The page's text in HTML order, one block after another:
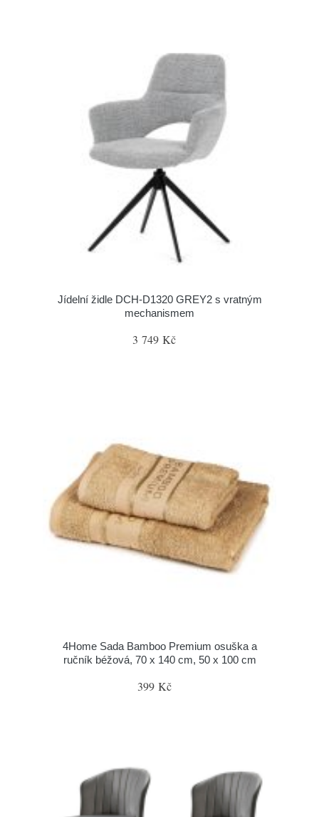
Jídelní židle DCH-D1320 GREY2 s vratným
mechanismem
3 749 Kč
4Home Sada Bamboo Premium osuška a
ručník béžová, 70 x 140 cm, 50 x 100 cm
399 Kč